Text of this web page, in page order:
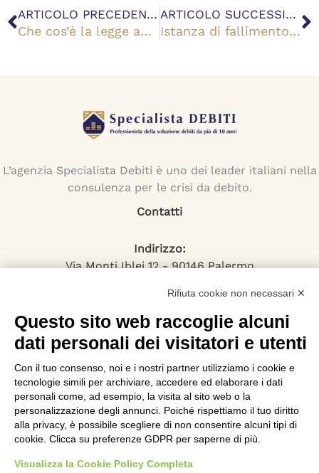
Precedente ARTICOLO PRECEDENTE
Che cos’è la legge antisuicidi?
ARTICOLO SUCCESSIVO
Istanza di fallimento in proprio: cos’è, come richiederla e con che modelli fac-simile
L’agenzia Specialista Debiti è uno dei leader italiani nella
consulenza per le crisi da debito.
Contatti
Indirizzo:
Via Monti Iblei 12 - 90146 Palermo
Numero Verde:
800-034.597
Email:
contattaci@specialistadebiti.it
I nostri servizi
Esdebitamento
Legge 3
Consolidamento Debiti
Sovraindebitamento
Rifiuta cookie non necessari ✕
Questo sito web raccoglie alcuni
dati personali dei visitatori e utenti
Con il tuo consenso, noi e i nostri partner utilizziamo i cookie e
tecnologie simili per archiviare, accedere ed elaborare i dati
personali come, ad esempio, la visita al sito web o la
personalizzazione degli annunci. Poiché rispettiamo il tuo diritto
alla privacy, è possibile scegliere di non consentire alcuni tipi di
cookie. Clicca su preferenze GDPR per saperne di più.
Visualizza la Cookie Policy Completa